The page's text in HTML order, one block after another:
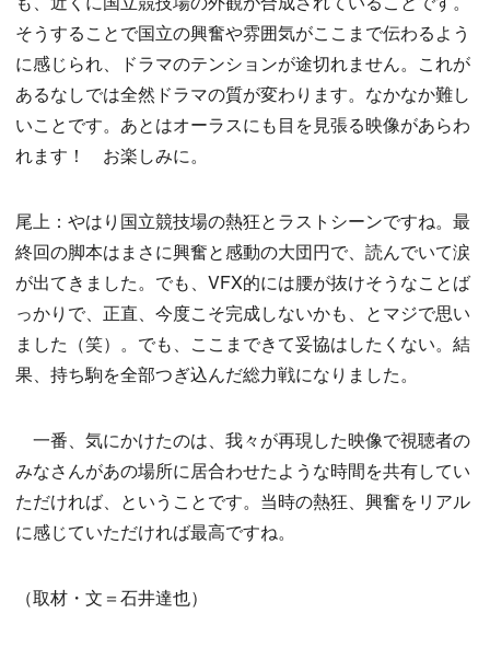
そうすることで国立の興奮や雰囲気がここまで伝わるよう
に感じられ、ドラマのテンションが途切れません。これが
あるなしでは全然ドラマの質が変わります。なかなか難し
いことです。あとはオーラスにも目を見張る映像があらわ
れます！ お楽しみに。
尾上：やはり国立競技場の熱狂とラストシーンですね。最
終回の脚本はまさに興奮と感動の大団円で、読んでいて涙
が出てきました。でも、VFX的には腰が抜けそうなことば
っかりで、正直、今度こそ完成しないかも、とマジで思い
ました（笑）。でも、ここまできて妥協はしたくない。結
果、持ち駒を全部つぎ込んだ総力戦になりました。
一番、気にかけたのは、我々が再現した映像で視聴者の
みなさんがあの場所に居合わせたような時間を共有してい
ただければ、ということです。当時の熱狂、興奮をリアル
に感じていただければ最高ですね。
（取材・文＝石井達也）